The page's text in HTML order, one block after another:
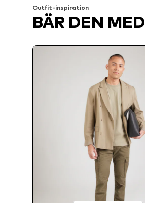
Outfit-inspiration
BÄR DEN MED